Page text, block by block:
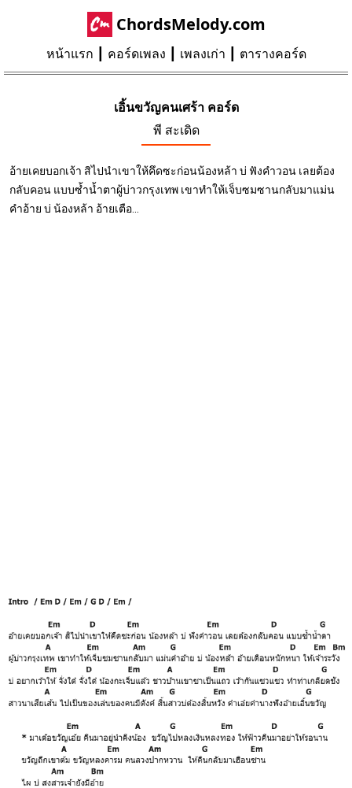
ChordsMelody.com
หน้าแรก คอร์ดเพลง เพลงเก่า ตารางคอร์ด
เอิ้นขวัญคนเศร้า คอร์ด
พี สะเดิด
อ้ายเคยบอกเจ้า สิไปนำเขาให้คึดซะก่อนน้องหล้า บ่ ฟังคำวอน เลยต้อง
กลับคอน แบบซ้ำน้ำตาผู้บ่าวกรุงเทพ เขาทำให้เจ็บซมซานกลับมาแม่น
คำอ้าย บ่ น้องหล้า อ้ายเตือ...